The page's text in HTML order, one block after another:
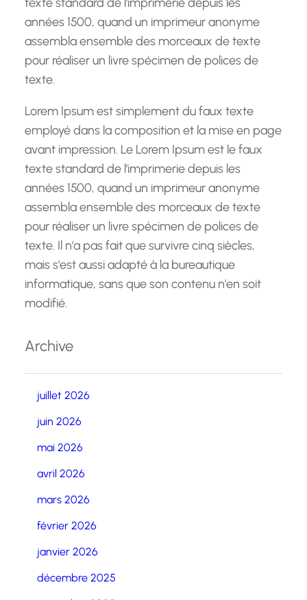
années 1500, quand un imprimeur anonyme
assembla ensemble des morceaux de texte
pour réaliser un livre spécimen de polices de
texte.
Lorem Ipsum est simplement du faux texte
employé dans la composition et la mise en page
avant impression. Le Lorem Ipsum est le faux
texte standard de l'imprimerie depuis les
années 1500, quand un imprimeur anonyme
assembla ensemble des morceaux de texte
pour réaliser un livre spécimen de polices de
texte. Il n'a pas fait que survivre cinq siècles,
mais s'est aussi adapté à la bureautique
informatique, sans que son contenu n'en soit
modifié.
Archive
juillet 2026
juin 2026
mai 2026
avril 2026
mars 2026
février 2026
janvier 2026
décembre 2025